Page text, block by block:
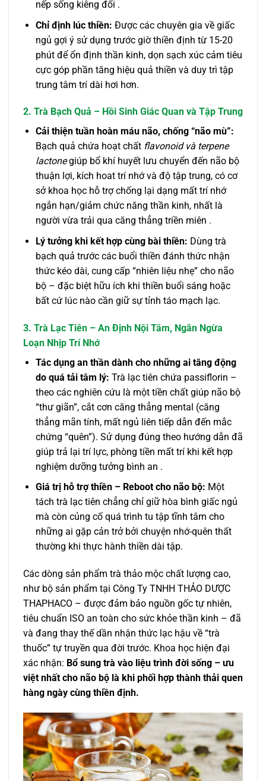
nếp sống kiêng đổi .
Chỉ định lúc thiền: Được các chuyên gia về giấc
ngủ gợi ý sử dụng trước giờ thiền định từ 15-20
phút để ổn định thần kinh, dọn sạch xúc cảm tiêu
cực góp phần tăng hiệu quả thiền và duy trì tập
trung tâm trí dài hơi hơn.
2. Trà Bạch Quả – Hồi Sinh Giác Quan và Tập Trung
Cải thiện tuần hoàn máu não, chống “não mù”:
Bạch quả chứa hoạt chất flavonoid và terpene
lactonegiúp bổ khí huyết lưu chuyển đến não bộ
thuận lợi, kích hoat trí nhớ và độ tập trung, có cơ
sở khoa học hỗ trợ chống lại dạng mất trí nhớ
ngắn hạn/giảm chức năng thần kinh, nhất là
người vừa trải qua căng thẳng triền miên .
Lý tưởng khi kết hợp cùng bài thiền: Dùng trà
bạch quả trước các buổi thiền đánh thức nhận
thức kéo dài, cung cấp “nhiên liệu nhẹ” cho não
bộ – đặc biệt hữu ích khi thiền buổi sáng hoặc
bất cứ lúc nào cần giữ sự tỉnh táo mạch lạc.
3. Trà Lạc Tiên – An Định Nội Tâm, Ngăn Ngừa
Loạn Nhịp Trí Nhớ
Tác dụng an thần dành cho những ai tăng động
do quá tải tâm lý: Trà lạc tiên chứa passiflorin –
theo các nghiên cứu là một tiền chất giúp não bộ
“thư giãn”, cắt cơn căng thẳng mental (căng
thẳng mãn tính, mất ngủ liên tiếp dẫn đến mắc
chứng “quên”). Sử dụng đúng theo hướng dẫn đã
giúp trả lại trí lực, phòng tiền mất trí khi kết hợp
nghiệm dưỡng tưởng bình an .
Giá trị hỗ trợ thiền – Reboot cho não bộ: Một
tách trà lạc tiên chẳng chỉ giữ hòa bình giấc ngủ
mà còn củng cố quá trình tu tập tĩnh tâm cho
những ai gặp cản trở bởi chuyện nhớ-quên thất
thường khi thực hành thiền dài tập.
Các dòng sản phẩm trà thảo mộc chất lượng cao,
như bộ sản phẩm tại Công Ty TNHH THẢO DƯỢC
THAPHACO – được đảm bảo nguồn gốc tự nhiên,
tiêu chuẩn ISO an toàn cho sức khỏe thần kinh – đã
và đang thay thế dần nhận thức lạc hậu về “trà
thuốc” tự truyền qua đời trước. Khoa học hiện đại
xác nhận: Bổ sung trà vào liệu trình đời sống – ưu
việt nhất cho não bộ là khi phối hợp thành thải quen
hàng ngày cùng thiền định.